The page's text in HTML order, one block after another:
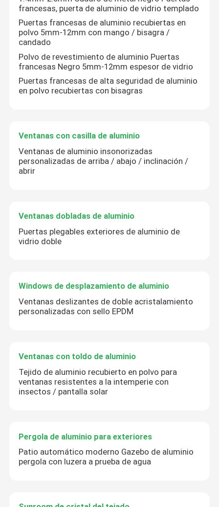
francesas, puerta de aluminio de vidrio templado
Puertas francesas de aluminio recubiertas en
polvo 5mm-12mm con mango / bisagra /
candado
Polvo de revestimiento de aluminio Puertas
francesas Negro 5mm-12mm espesor de vidrio
Puertas francesas de alta seguridad de aluminio
en polvo recubiertas con bisagras
Ventanas con casilla de aluminio
Ventanas de aluminio insonorizadas
personalizadas de arriba / abajo / inclinación /
abrir
Ventanas dobladas de aluminio
Puertas plegables exteriores de aluminio de
vidrio doble
Windows de desplazamiento de aluminio
Ventanas deslizantes de doble acristalamiento
personalizadas con sello EPDM
Ventanas con toldo de aluminio
Tejido de aluminio recubierto en polvo para
ventanas resistentes a la intemperie con
insectos / pantalla solar
Pergola de aluminio para exteriores
Patio automático moderno Gazebo de aluminio
pergola con luzera a prueba de agua